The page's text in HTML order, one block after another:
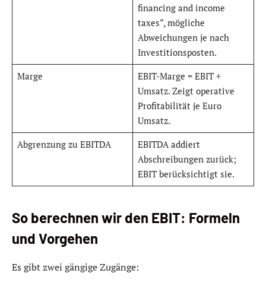
financing and income
taxes“, mögliche
Abweichungen je nach
Investitionsposten.
Marge
EBIT-Marge = EBIT ÷
Umsatz. Zeigt operative
Profitabilität je Euro
Umsatz.
Abgrenzung zu EBITDA
EBITDA addiert
Abschreibungen zurück;
EBIT berücksichtigt sie.
So berechnen wir den EBIT: Formeln
und Vorgehen
Es gibt zwei gängige Zugänge: